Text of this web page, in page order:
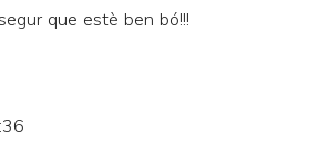
que estè ben bó!!!